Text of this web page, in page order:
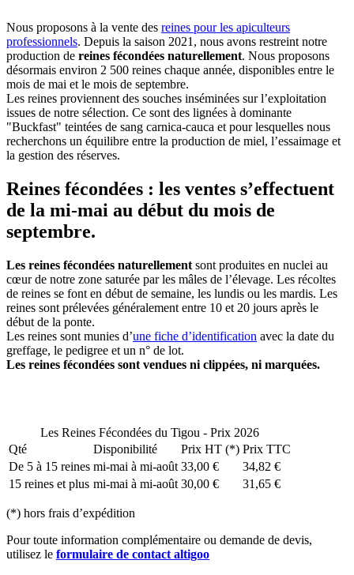
Nous proposons à la vente des reines pour les apiculteurs
professionnels. Depuis la saison 2021, nous avons restreint notre
production de reines fécondées naturellement. Nous proposons
désormais environ 2 500 reines chaque année, disponibles entre le
mois de mai et le mois de septembre.
Les reines proviennent des souches inséminées sur l’exploitation
issues de notre sélection. Ce sont des lignées à dominante
"Buckfast" teintées de sang carnica-cauca et pour lesquelles nous
recherchons un équilibre entre la production de miel, l’essaimage et
la gestion des réserves.
Reines fécondées : les ventes s’effectuent
de la mi-mai au début du mois de
septembre.
Les reines fécondées naturellement sont produites en nuclei au
cœur de notre zone saturée par les mâles de l’élevage. Les récoltes
de reines se font en début de semaine, les lundis ou les mardis. Les
reines sont prélevées généralement entre 10 et 20 jours après le
début de la ponte.
Les reines sont munies d’une fiche d’identification avec la date du
greffage, le pedigree et un n° de lot.
Les reines fécondées sont vendues ni clippées, ni marquées.
Les Reines Fécondées du Tigou - Prix 2026
Qté
Disponibilité Prix HT (*) Prix TTC
De 5 à 15 reines mi-mai à mi-août 33,00 €
34,82 €
15 reines et plus mi-mai à mi-août 30,00 € 31,65 €
(*) hors frais d’expédition
Pour toute information complémentaire ou demande de devis,
utilisez le formulaire de contact altigoo